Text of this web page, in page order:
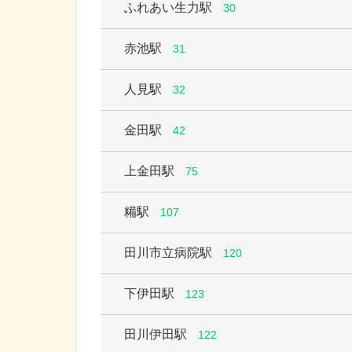
ふれあい生力駅 30
赤池駅 31
人見駅 32
金田駅 42
上金田駅 75
糒駅 107
田川市立病院駅 120
下伊田駅 123
田川伊田駅 122